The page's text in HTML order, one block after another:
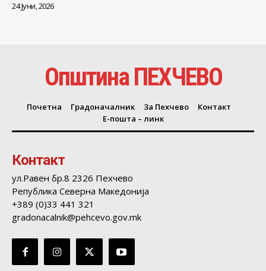
24 Јуни, 2026
Општина ПЕХЧЕВО
Почетна Градоначалник За Пехчево
Контакт
Е-пошта – линк
Контакт
ул.Равен бр.8 2326 Пехчево
Република Северна Македонија
+389 (0)33 441 321
gradonacalnik@pehcevo.gov.mk